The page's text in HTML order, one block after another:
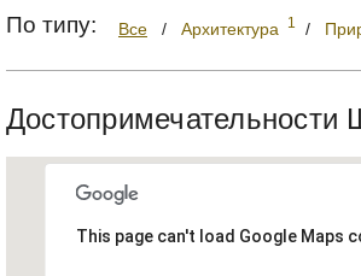
По типу: Все / Архитектура 1 /
Достопримечательности
This page can't load Google Maps